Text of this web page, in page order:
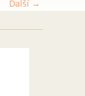
Další →